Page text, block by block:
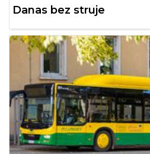
Danas bez struje